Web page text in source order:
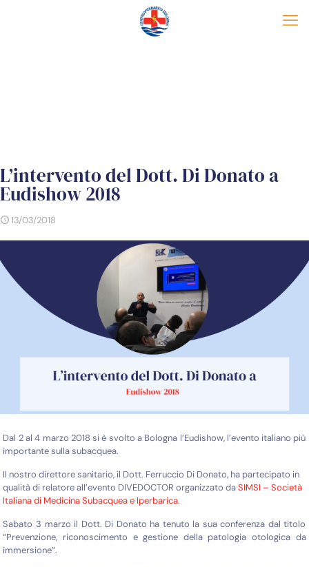
L’intervento del Dott. Di Donato a
Eudishow 2018
13/03/2018
Dal 2 al 4 marzo 2018 si è svolto a Bologna l’Eudishow, l’evento italiano più
importante sulla subacquea.
Il nostro direttore sanitario, il Dott. Ferruccio Di Donato, ha partecipato in
qualità di relatore all’evento DIVEDOCTOR organizzato daSIMSI – Società
Italiana di Medicina Subacquea e Iperbarica.
Sabato 3 marzo il Dott. Di Donato ha tenuto la sua conferenza dal titolo
“Prevenzione, riconoscimento e gestione della patologia otologica da
immersione”.